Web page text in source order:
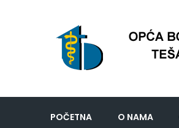
POČETNA O NAMA